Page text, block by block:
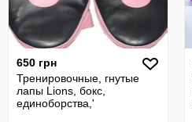
650 грн
Тренировочные, гнутые
лапы Lions, бокс,
единоборства,'